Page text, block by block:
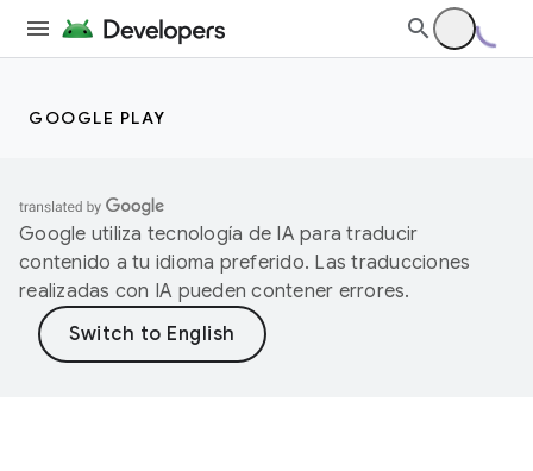
GOOGLE PLAY
Google utiliza tecnología de IA para traducir
contenido a tu idioma preferido. Las traducciones
realizadas con IA pueden contener errores.